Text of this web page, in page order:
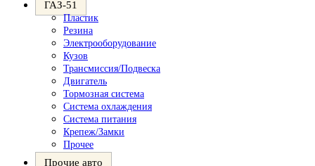
ГАЗ-51
Пластик
Резина
Электрооборудование
Кузов
Трансмиссия/Подвеска
Двигатель
Тормозная система
Система охлаждения
Система питания
Крепеж/Замки
Прочее
Прочие авто